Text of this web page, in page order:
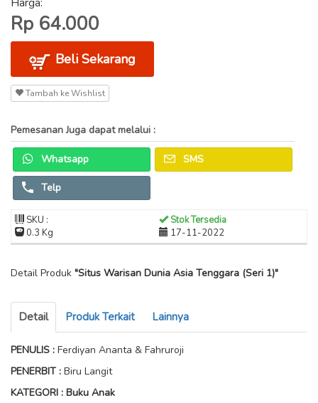
Rp 64.000
Beli Sekarang
Tambah ke Wishlist
Pemesanan Juga dapat melalui :
Whatsapp SMS
Telp
SKU :
Stok Tersedia
0.3 Kg
17-11-2022
Detail Produk "Situs Warisan Dunia Asia Tenggara (Seri 1)"
Detail Produk Terkait Lainnya
PENULIS : Ferdiyan Ananta & Fahruroji
PENERBIT : Biru Langit
KATEGORI : Buku Anak